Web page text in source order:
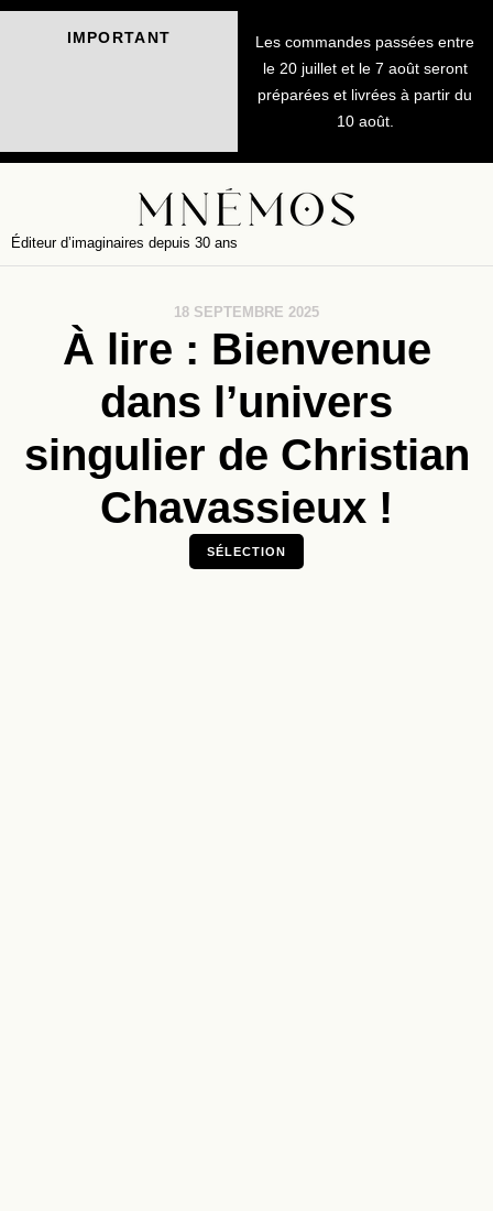
IMPORTANT
Les commandes passées entre
le 20 juillet et le 7 août seront
préparées et livrées à partir du
10 août.
Éditeur d’imaginaires depuis 30 ans
18 SEPTEMBRE 2025
À lire : Bienvenue
dans l’univers
singulier de Christian
Chavassieux !
SÉLECTION